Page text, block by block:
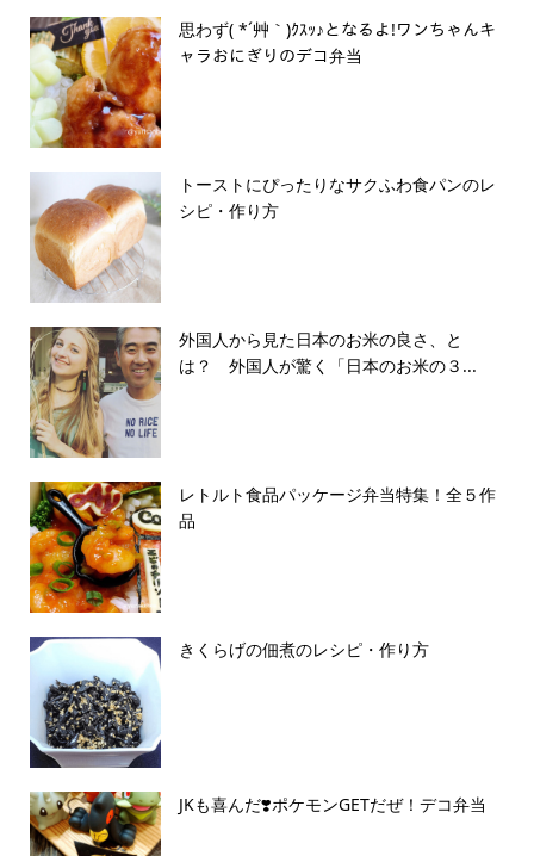
思わず( *´艸｀)ｸｽｯ♪となるよ!ワンちゃんキ
ャラおにぎりのデコ弁当
トーストにぴったりなサクふわ食パンのレ
シピ・作り方
外国人から見た日本のお米の良さ、と
は？ 外国人が驚く「日本のお米の３...
レトルト食品パッケージ弁当特集！全５作
品
きくらげの佃煮のレシピ・作り方
JKも喜んだ❣️ポケモンGETだぜ！デコ弁当